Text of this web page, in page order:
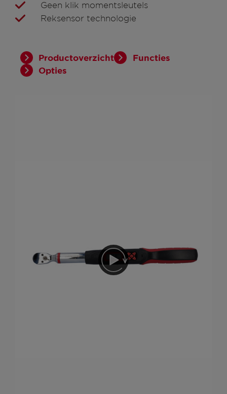
Geen klik momentsleutels
Reksensor technologie
Productoverzicht
Functies
Opties